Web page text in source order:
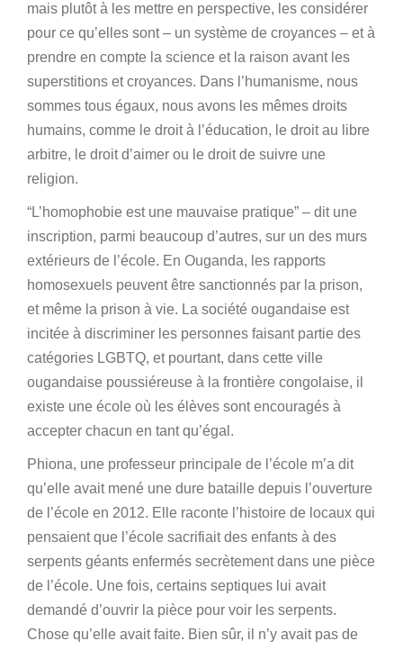
mais plutôt à les mettre en perspective, les considérer
pour ce qu’elles sont – un système de croyances – et à
prendre en compte la science et la raison avant les
superstitions et croyances. Dans l’humanisme, nous
sommes tous égaux, nous avons les mêmes droits
humains, comme le droit à l’éducation, le droit au libre
arbitre, le droit d’aimer ou le droit de suivre une
religion.
“L’homophobie est une mauvaise pratique” – dit une
inscription, parmi beaucoup d’autres, sur un des murs
extérieurs de l’école. En Ouganda, les rapports
homosexuels peuvent être sanctionnés par la prison,
et même la prison à vie. La société ougandaise est
incitée à discriminer les personnes faisant partie des
catégories LGBTQ, et pourtant, dans cette ville
ougandaise poussiéreuse à la frontière congolaise, il
existe une école où les élèves sont encouragés à
accepter chacun en tant qu’égal.
Phiona, une professeur principale de l’école m’a dit
qu’elle avait mené une dure bataille depuis l’ouverture
de l’école en 2012. Elle raconte l’histoire de locaux qui
pensaient que l’école sacrifiait des enfants à des
serpents géants enfermés secrètement dans une pièce
de l’école. Une fois, certains septiques lui avait
demandé d’ouvrir la pièce pour voir les serpents.
Chose qu’elle avait faite. Bien sûr, il n’y avait pas de